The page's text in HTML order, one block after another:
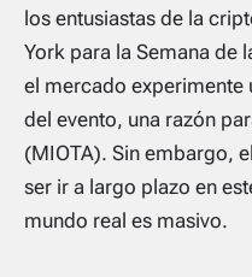
los entusiastas de la
York para la Semana de
el mercado experimente
del evento, una razón
(MIOTA). Sin embargo,
ser ir a largo plazo en
mundo real es masivo.